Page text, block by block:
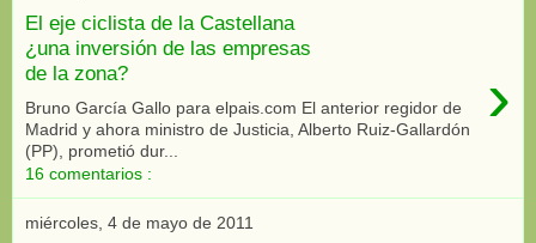
El eje ciclista de la Castellana
¿una inversión de las empresas
de la zona?
›
Bruno García Gallo para elpais.com El anterior regidor de
Madrid y ahora ministro de Justicia, Alberto Ruiz-Gallardón
(PP), prometió dur...
16 comentarios :
miércoles, 4 de mayo de 2011